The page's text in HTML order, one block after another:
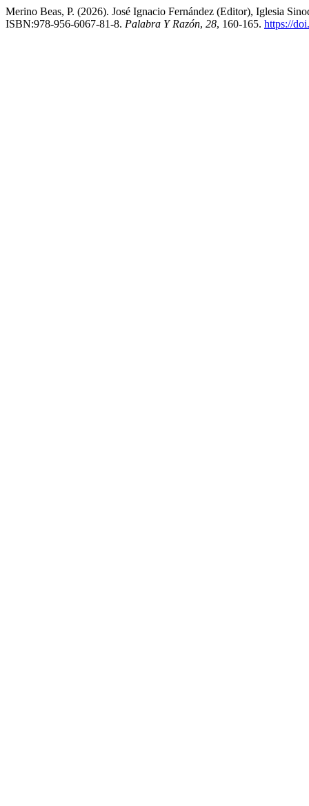
Merino Beas, P. (2026). José Ignacio Fernández (Editor), Iglesia
ISBN:978-956-6067-81-8. Palabra Y Razón, 28, 160-165. https://